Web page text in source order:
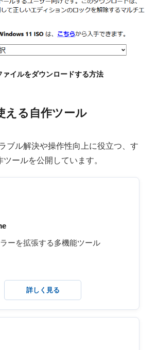
イルをダウンロードする方法
える自作ツール
ブル解決や操作性向上に役立つ、す
ールを公開しています。
ーを拡張する多機能ツール
詳しく見る